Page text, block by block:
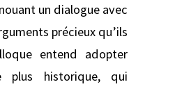
un dialogue avec
précieux qu’ils
entend adopter
plus historique, qui